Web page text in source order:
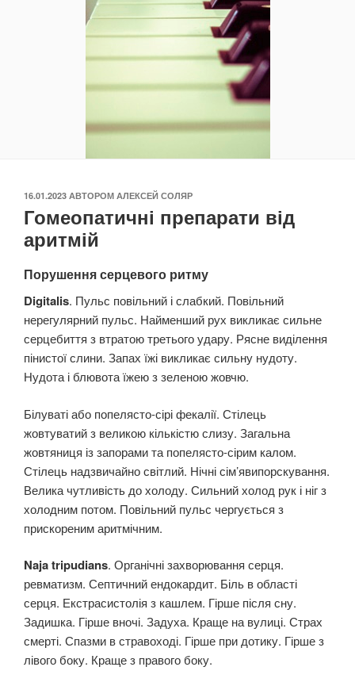
ОПУБЛІКОВАНО
16.01.2023 АВТОРОМ АЛЕКСЕЙ СОЛЯР
Гомеопатичні препарати від
аритмій
Порушення серцевого ритму
Digitalis. Пульс повільний і слабкий. Повільний
нерегулярний пульс. Найменший рух викликає сильне
серцебиття з втратою третього удару. Рясне виділення
пінистої слини. Запах їжі викликає сильну нудоту.
Нудота і блювота їжею з зеленою жовчю.
Білуваті або попелясто-сірі фекалії. Стілець
жовтуватий з великою кількістю слизу. Загальна
жовтяниця із запорами та попелясто-сірим калом.
Стілець надзвичайно світлий. Нічні сім’явипорскування.
Велика чутливість до холоду. Сильний холод рук і ніг з
холодним потом. Повільний пульс чергується з
прискореним аритмічним.
Naja tripudians. Органічні захворювання серця.
ревматизм. Септичний ендокардит. Біль в області
серця. Екстрасистолія з кашлем. Гірше після сну.
Задишка. Гірше вночі. Задуха. Краще на вулиці. Страх
смерті. Спазми в стравоході. Гірше при дотику. Гірше з
лівого боку. Краще з правого боку.